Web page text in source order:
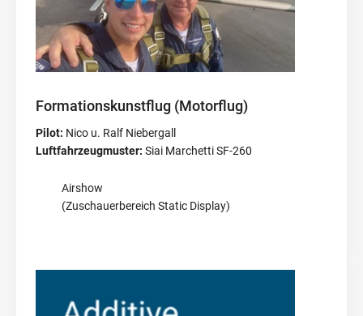
Formationskunstflug (Motorflug)
Pilot: Nico u. Ralf Niebergall
Luftfahrzeugmuster: Siai Marchetti SF-260
Airshow
(Zuschauerbereich Static Display)